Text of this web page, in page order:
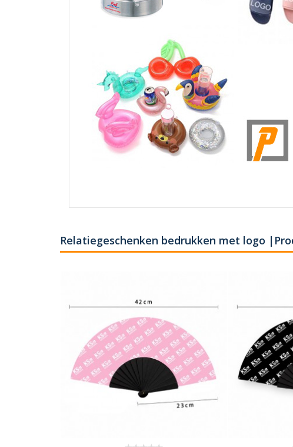
Relatiegeschenken bedrukken met logo